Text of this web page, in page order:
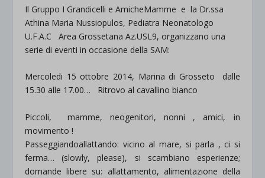
Il Gruppo I Grandicelli e AmicheMamme e la Dr.ssa
Athina Maria Nussiopulos, Pediatra Neonatologo
U.F.A.C Area Grossetana Az.USL9, organizzano una
serie di eventi in occasione della SAM:
Mercoledi 15 ottobre 2014, Marina di Grosseto dalle
15.30 alle 17.00… Ritrovo al cavallino bianco
Piccoli, mamme, neogenitori, nonni , amici, in
movimento !
Passeggiandoallattando: vicino al mare, si parla , ci si
ferma… (slowly, please), si scambiano esperienze;
domande libere su: allattamento, alimentazione della